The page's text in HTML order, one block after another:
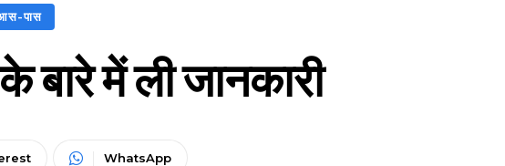
पास
बारे में ली जानकारी
WhatsApp